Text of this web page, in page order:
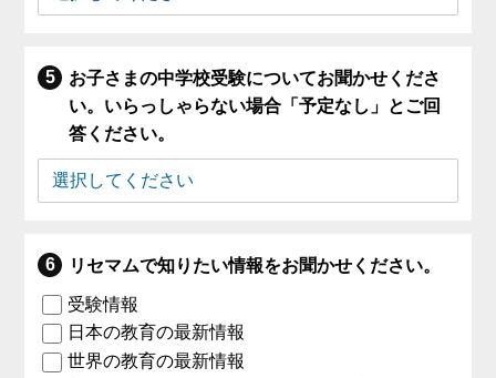
お子さまの中学校受験についてお聞かせくださ
い。いらっしゃらない場合「予定なし」とご回
答ください。
リセマムで知りたい情報をお聞かせください。
受験情報
日本の教育の最新情報
世界の教育の最新情報